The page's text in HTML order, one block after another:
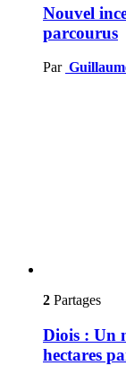
Nouvel
parcourus
Par
2 Partages
Diois : Un
hectares